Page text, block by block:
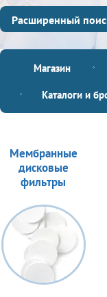
Расширенный
Магазин
Каталоги и
Мембранные
дисковые
фильтры